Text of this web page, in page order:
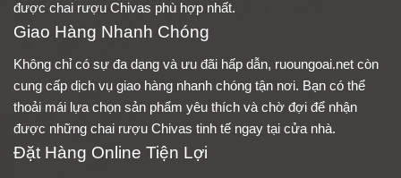
được chai rượu Chivas phù hợp nhất.
Giao Hàng Nhanh Chóng
Không chỉ có sự đa dạng và ưu đãi hấp dẫn, ruoungoai.net còn
cung cấp dịch vụ giao hàng nhanh chóng tận nơi. Bạn có thể
thoải mái lựa chọn sản phẩm yêu thích và chờ đợi để nhận
được những chai rượu Chivas tinh tế ngay tại cửa nhà.
Đặt Hàng Online Tiện Lợi